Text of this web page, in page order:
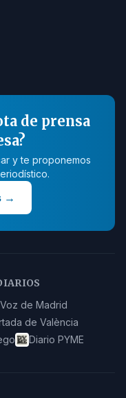
de prensa
y te proponemos
→
de Madrid
de València
Diario PYME